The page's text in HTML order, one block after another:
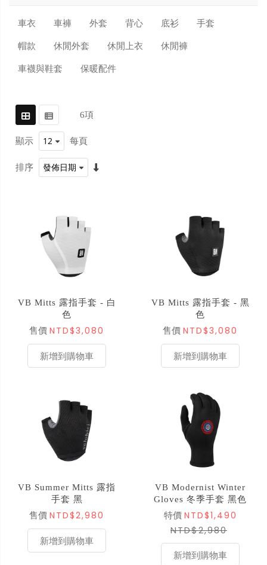
6項
顯示 每頁
排序
VB Mitts 露指手套 - 白
色
售價 NTD$3,080
新增到購物車
VB Mitts 露指手套 - 黑
色
售價 NTD$3,080
新增到購物車
VB Summer Mitts 露指
手套 黑
售價 NTD$2,980
新增到購物車
VB Modernist Winter
Gloves 冬季手套 黑色
特價 NTD$1,490
NTD$2,980
新增到購物車
車衣 車褲 外套 背心 底衫 手套
帽款 休閒外套 休閒上衣 休閒褲
車襪與鞋套 保暖配件